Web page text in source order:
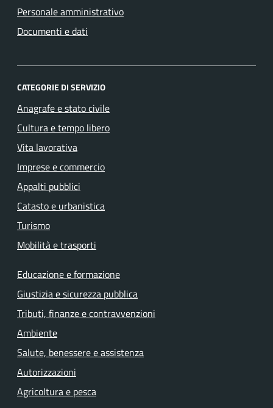
Personale amministrativo
Documenti e dati
CATEGORIE DI SERVIZIO
Anagrafe e stato civile
Cultura e tempo libero
Vita lavorativa
Imprese e commercio
Appalti pubblici
Catasto e urbanistica
Turismo
Mobilità e trasporti
Educazione e formazione
Giustizia e sicurezza pubblica
Tributi, finanze e contravvenzioni
Ambiente
Salute, benessere e assistenza
Autorizzazioni
Agricoltura e pesca